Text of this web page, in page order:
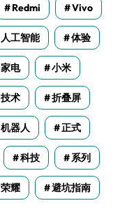
Redmi Vivo
人工智能 体验
家电 小米
技术 折叠屏
机器人 正式
科技 系列
荣耀 避坑指南